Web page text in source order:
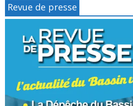
Revue de presse